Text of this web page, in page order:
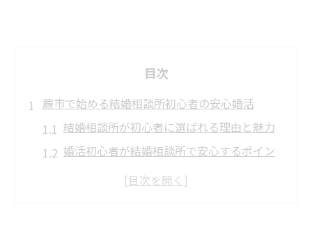
目次
蕨市で始める結婚相談所初心者の安心婚活
結婚相談所が初心者に選ばれる理由と魅力
婚活初心者が結婚相談所で安心するポイン